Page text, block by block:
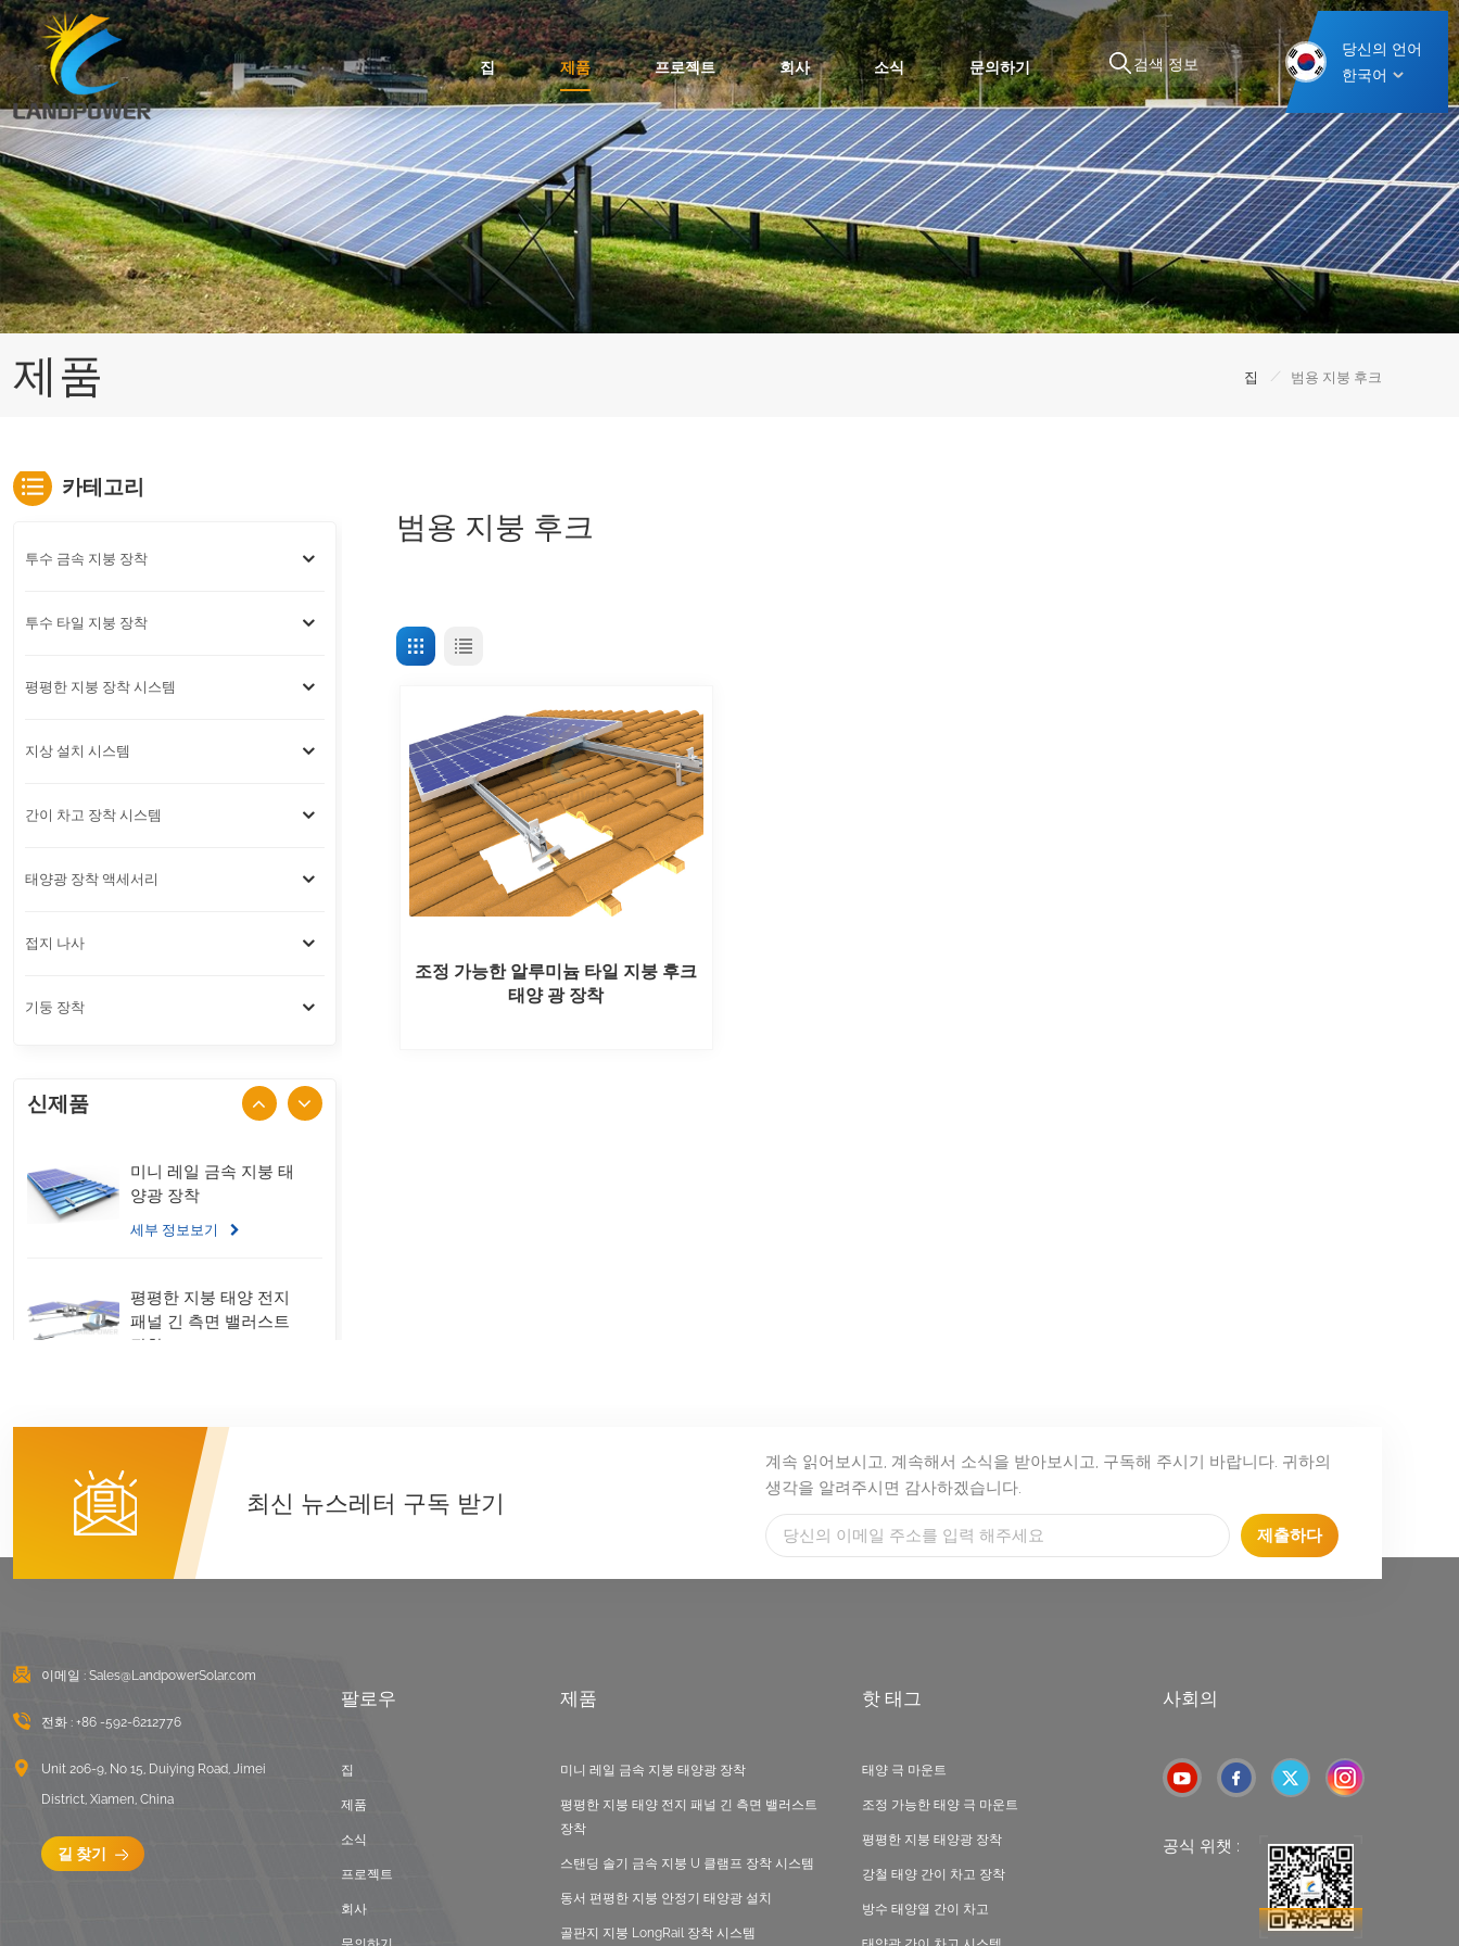
당신의 언어
한국어
집 제품 프로젝트 회사 소식 문의하기
제품 집 / 범용 지붕 후크
범용 지붕 후크
조정 가능한 알루미늄 타일 지붕 후크
태양 광 장착
카테고리
투수 금속 지붕 장착
투수 타일 지붕 장착
평평한 지붕 장착 시스템
지상 설치 시스템
간이 차고 장착 시스템
태양광 장착 액세서리
접지 나사
기둥 장착
신제품
미니 레일 금속 지붕 태
양광 장착
세부 정보보기
평평한 지붕 태양 전지
패널 긴 측면 밸러스트
장착
스탠딩 솔기 금속 지붕
U 클램프 장착 시스템
세부 정보보기
동서 편평한 지붕 안정
장착 시스템
착 풍경
최신 뉴스레터 구독 받기
계속 읽어보시고, 계속해서 소식을 받아보시고, 구독해 주시기 바랍니다. 귀하의
생각을 알려주시면 감사하겠습니다.
제출하다
이메일 : Sales@LandpowerSolar.com
전화 : +86 -592-6212776
Unit 206-9, No 15, Duiying Road, Jimei
District, Xiamen, China
길 찾기
팔로우
집
제품
소식
프로젝트
회사
제품
미니 레일 금속 지붕 태양광 장착
평평한 지붕 태양 전지 패널 긴 측면 밸러스트
장착
스탠딩 솔기 금속 지붕 U 클램프 장착 시스템
동서 편평한 지붕 안정기 태양광 설치
골판지 지붕 LongRail 장착 시스템
핫 태그
태양 극 마운트
조정 가능한 태양 극 마운트
평평한 지붕 태양광 장착
강철 태양 간이 차고 장착
방수 태양열 간이 차고
사회의
공식 위챗 :